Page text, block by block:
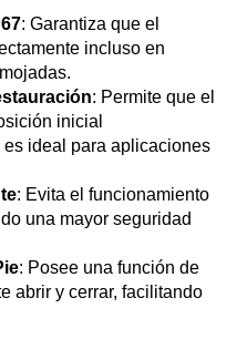
: Garantiza que el
incluso en
: Permite que el
inicial
ideal para aplicaciones
: Evita el funcionamiento
una mayor seguridad
: Posee una función de
abrir y cerrar, facilitando